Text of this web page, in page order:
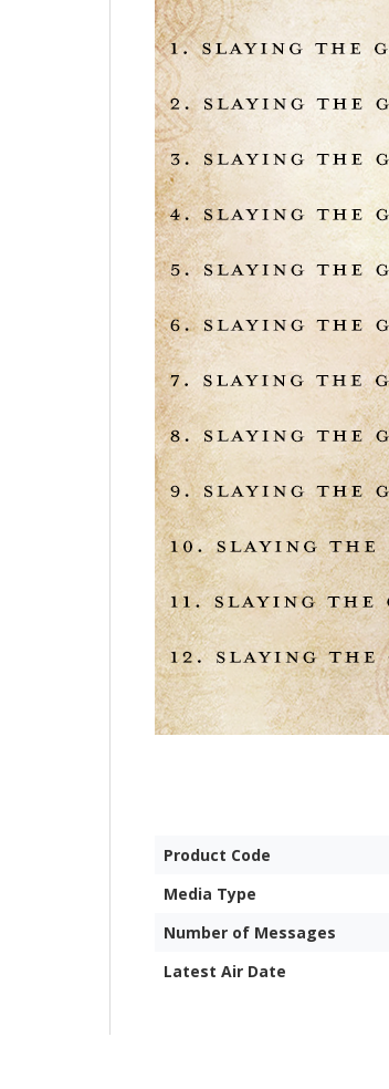
Product Code
Media Type
Number of Messages
Latest Air Date